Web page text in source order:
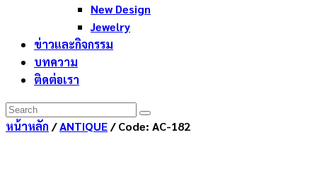
New Design
Jewelry
ข่าวและกิจกรรม
บทความ
ติดต่อเรา
หน้าหลัก /ANTIQUE/ Code: AC-182